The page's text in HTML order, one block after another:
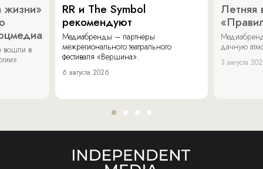
жизни»
вошли в
RR и The Symbol
рекомендуют
Медиабренды – партнеры
межрегионального театрального
фестиваля «Вершина».
6 августа 2026
Летняя
дачную
3 августа